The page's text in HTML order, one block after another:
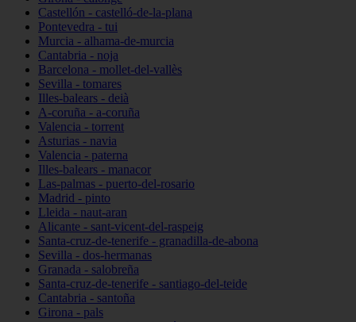
Castellón - castelló-de-la-plana
Pontevedra - tui
Murcia - alhama-de-murcia
Cantabria - noja
Barcelona - mollet-del-vallès
Sevilla - tomares
Illes-balears - deià
A-coruña - a-coruña
Valencia - torrent
Asturias - navia
Valencia - paterna
Illes-balears - manacor
Las-palmas - puerto-del-rosario
Madrid - pinto
Lleida - naut-aran
Alicante - sant-vicent-del-raspeig
Santa-cruz-de-tenerife - granadilla-de-abona
Sevilla - dos-hermanas
Granada - salobreña
Santa-cruz-de-tenerife - santiago-del-teide
Cantabria - santoña
Girona - pals